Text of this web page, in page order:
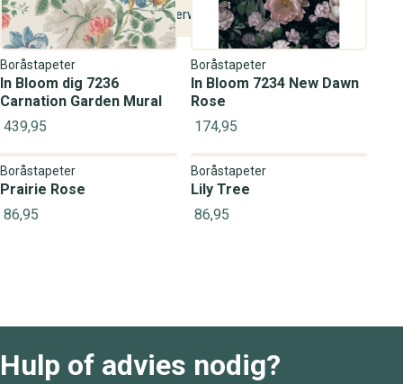
verwijdering
Vochtig verwijderbaar
Boråstapeter
In Bloom dig 7236
Carnation Garden Mural
439,95
Boråstapeter
In Bloom 7234 New Dawn
Rose
174,95
Boråstapeter
Prairie Rose
86,95
Boråstapeter
Lily Tree
86,95
Hulp of advies nodig?